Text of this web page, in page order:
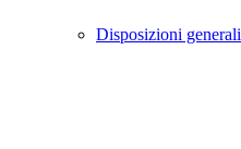
Disposizioni generali